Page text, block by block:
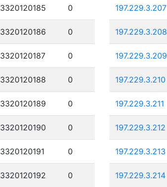
3320120185 0
3320120186 0
3320120187 0
3320120188 0
3320120189 0
3320120190 0
3320120191 0
3320120192 0
197.229.3.207
197.229.3.208
197.229.3.209
197.229.3.210
197.229.3.211
197.229.3.212
197.229.3.213
197.229.3.214